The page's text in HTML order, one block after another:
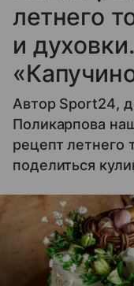
летнего
и
Автор Sport24,
Поликарпова
рецепт летнего
поделиться